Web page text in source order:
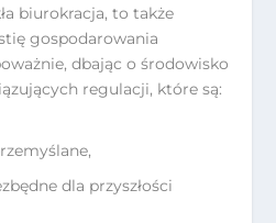
biurokracja, to także
gospodarowania
dbając o środowisko
regulacji, które są:
dla przyszłości